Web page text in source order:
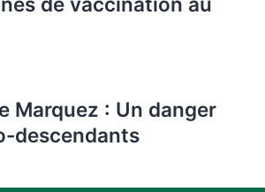
Marquez : Un danger
descendants